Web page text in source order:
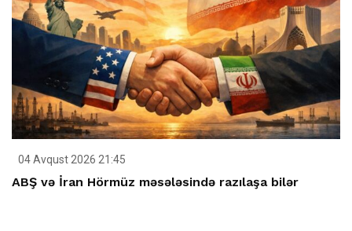
04 Avqust 2026 21:45
ABŞ və İran Hörmüz məsələsində razılaşa bilər